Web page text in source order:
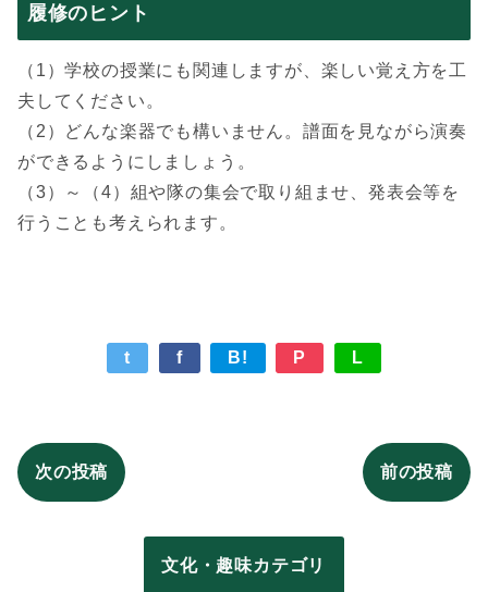
履修のヒント
（1）学校の授業にも関連しますが、楽しい覚え方を工
夫してください。
（2）どんな楽器でも構いません。譜面を見ながら演奏
ができるようにしましょう。
（3）～（4）組や隊の集会で取り組ませ、発表会等を
行うことも考えられます。
t f B! P L
次の投稿 前の投稿
文化・趣味カテゴリ